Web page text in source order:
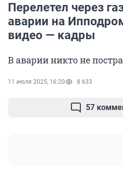
Перелетел через
аварии на
видео — кадры
В аварии никто не
11 июля 2025, 16:20 8 633
57